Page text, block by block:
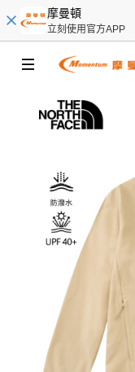
摩曼頓
立刻使用官方APP